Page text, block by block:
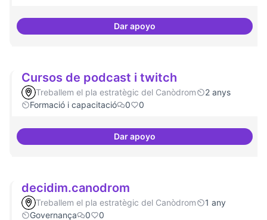
Dar apoyoCures i governança
Cursos de podcast i twitch
Treballem el pla estratègic del Canòdrom
2 anys
Formació i capacitació
0 0
Dar apoyoCursos de podcast i twitch
decidim.canodrom
Treballem el pla estratègic del Canòdrom
1 any
Governança
0 0